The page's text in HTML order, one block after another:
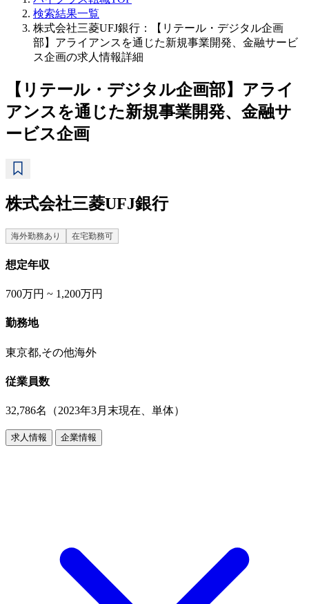
検索結果一覧
株式会社三菱UFJ銀行：【リテール・デジタル企画
部】アライアンスを通じた新規事業開発、金融サービ
ス企画の求人情報詳細
【リテール・デジタル企画部】アライ
アンスを通じた新規事業開発、金融サ
ービス企画
株式会社三菱UFJ銀行
海外勤務あり 在宅勤務可
想定年収
700万円 ~ 1,200万円
勤務地
東京都,その他海外
従業員数
32,786名（2023年3月末現在、単体）
求人情報 企業情報